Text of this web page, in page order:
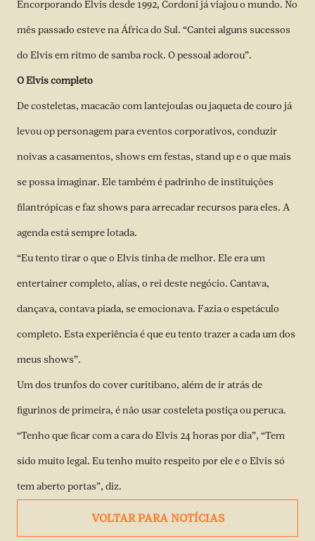
Encorporando Elvis desde 1992, Cordoni já viajou o mundo. No
mês passado esteve na África do Sul. “Cantei alguns sucessos
do Elvis em ritmo de samba rock. O pessoal adorou”.
O Elvis completo
De costeletas, macacão com lantejoulas ou jaqueta de couro já
levou op personagem para eventos corporativos, conduzir
noivas a casamentos, shows em festas, stand up e o que mais
se possa imaginar. Ele também é padrinho de instituições
filantrópicas e faz shows para arrecadar recursos para eles. A
agenda está sempre lotada.
“Eu tento tirar o que o Elvis tinha de melhor. Ele era um
entertainer completo, alías, o rei deste negócio. Cantava,
dançava, contava piada, se emocionava. Fazia o espetáculo
completo. Esta experiência é que eu tento trazer a cada um dos
meus shows”.
Um dos trunfos do cover curitibano, além de ir atrás de
figurinos de primeira, é não usar costeleta postiça ou peruca.
“Tenho que ficar com a cara do Elvis 24 horas por dia”, “Tem
sido muito legal. Eu tenho muito respeito por ele e o Elvis só
tem aberto portas”, diz.
VOLTAR PARA NOTÍCIAS